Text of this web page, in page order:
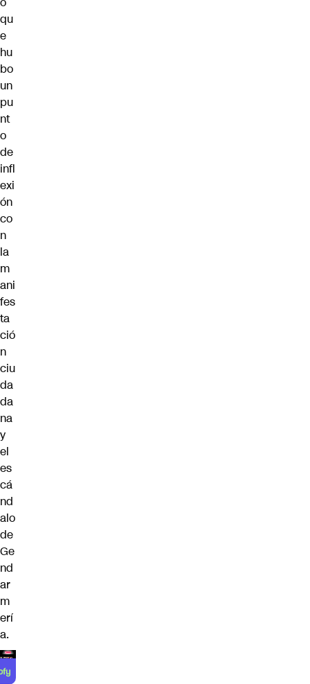
qu
e
hu
bo
un
pu
nt
o
de
infl
exi
ón
co
n
la
m
ani
fes
ta
ció
n
ciu
da
da
na
y
el
es
cá
nd
alo
de
Ge
nd
ar
m
erí
a.